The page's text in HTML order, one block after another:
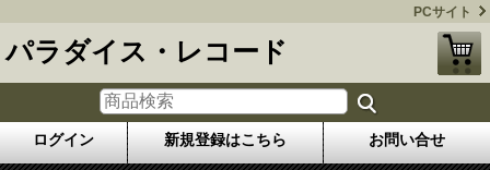
PCサイト
パラダイス・レコード
ログイン 新規登録はこちら お問い合せ